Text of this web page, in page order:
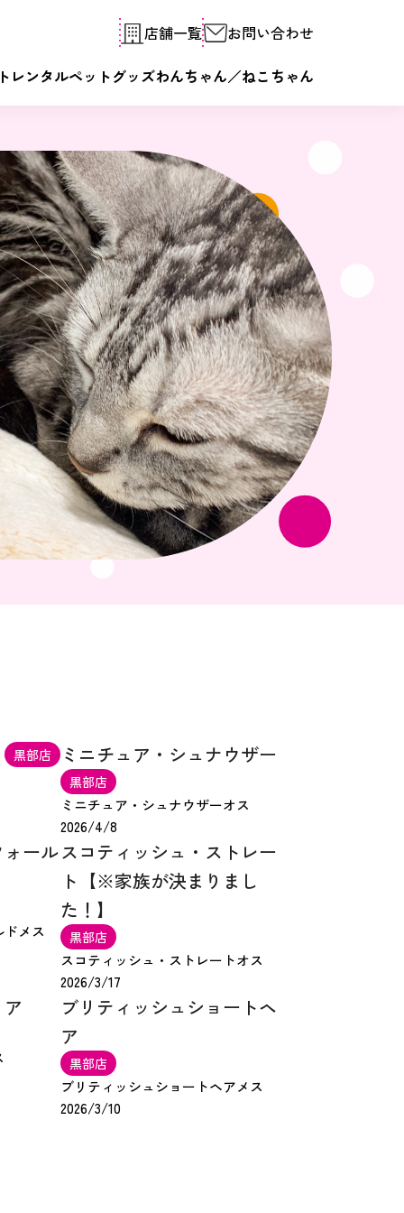
店舗一覧 お問い合わせ
レンタルペットグッズわんちゃん／ねこちゃん
黒部店 ミニチュア・シュナウザー
黒部店
ミニチュア・シュナウザーオス
2026/4/8
ール
ドメス
スコティッシュ・ストレー
ト【※家族が決まりまし
た！】
黒部店
スコティッシュ・ストレートオス
2026/3/17
ブリティッシュショートヘ
ア
黒部店
ブリティッシュショートヘアメス
2026/3/10